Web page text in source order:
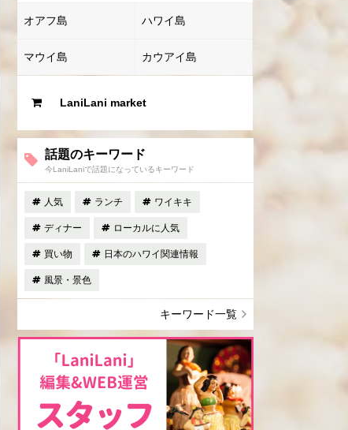
オアフ島 ハワイ島
マウイ島 カウアイ島
LaniLani market
話題のキーワード
今LaniLaniで話題になっているキーワード
人気 ランチ ワイキキ
ディナー ローカルに人気
買い物 日本のハワイ関連情報
風景・景色
キーワード一覧